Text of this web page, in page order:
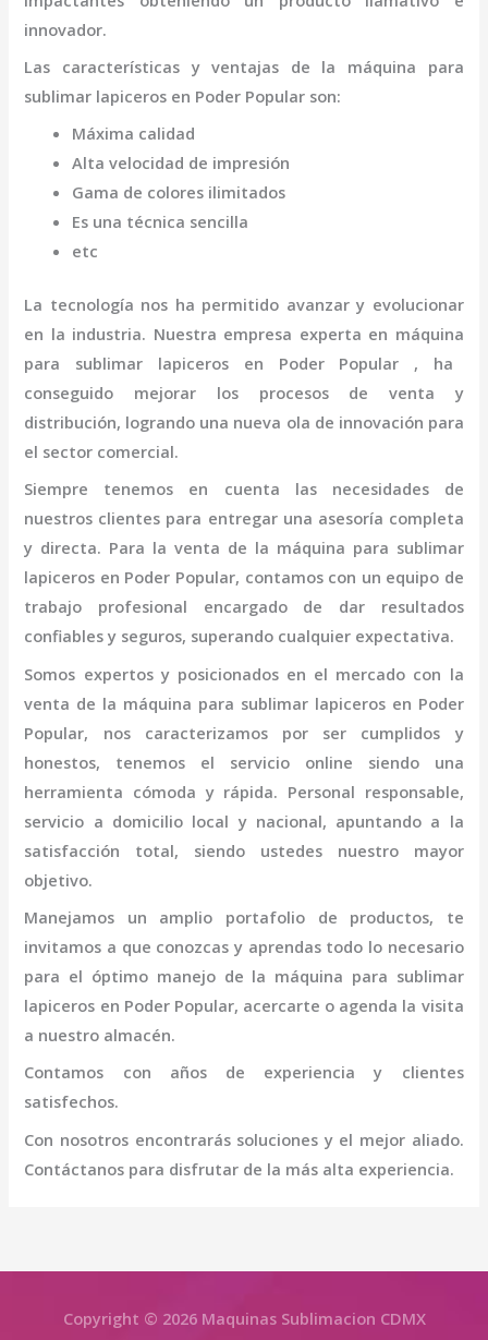
innovador.
Las características y ventajas de la máquina para
sublimar lapiceros en Poder Popular son:
Máxima calidad
Alta velocidad de impresión
Gama de colores ilimitados
Es una técnica sencilla
etc
La tecnología nos ha permitido avanzar y evolucionar
en la industria. Nuestra empresa experta en máquina
para sublimar lapicerosen Poder Popular , ha
conseguido mejorar los procesos de venta y
distribución, logrando una nueva ola de innovación para
el sector comercial.
Siempre tenemos en cuenta las necesidades de
nuestros clientes para entregar una asesoría completa
y directa. Para la venta de la máquina para sublimar
lapiceros en Poder Popular, contamos con un equipo de
trabajo profesional encargado de dar resultados
confiables y seguros, superando cualquier expectativa.
Somos expertos y posicionados en el mercado con la
venta de la máquina para sublimar lapicerosen Poder
Popular, nos caracterizamos por ser cumplidos y
honestos, tenemos el servicio online siendo una
herramienta cómoda y rápida. Personal responsable,
servicio a domicilio local y nacional, apuntando a la
satisfacción total, siendo ustedes nuestro mayor
objetivo.
Manejamos un amplio portafolio de productos, te
invitamos a que conozcas y aprendas todo lo necesario
para el óptimo manejo de la máquina para sublimar
lapiceros en Poder Popular, acercarte o agenda la visita
a nuestro almacén.
Contamos con años de experiencia y clientes
satisfechos.
Con nosotros encontrarás soluciones y el mejor aliado.
Contáctanos para disfrutar de la más alta experiencia.
Copyright © 2026 Maquinas Sublimacion CDMX